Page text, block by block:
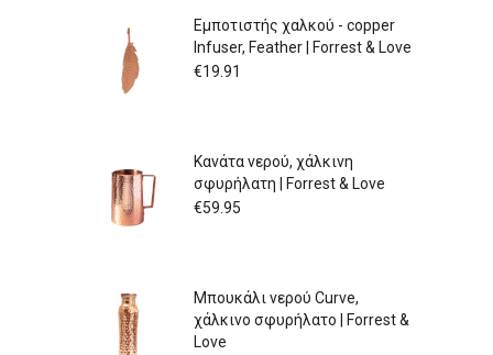
Εμποτιστής χαλκού - copper
Infuser, Feather | Forrest & Love
€19.91
Κανάτα νερού, χάλκινη
σφυρήλατη | Forrest & Love
€59.95
Μπουκάλι νερού Curve,
χάλκινο σφυρήλατο | Forrest &
Love